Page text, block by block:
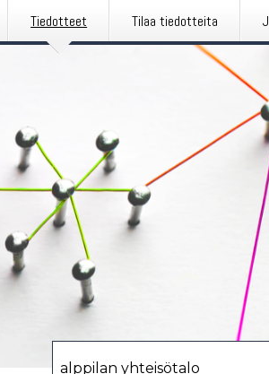
Tiedotteet Tilaa tiedotteita